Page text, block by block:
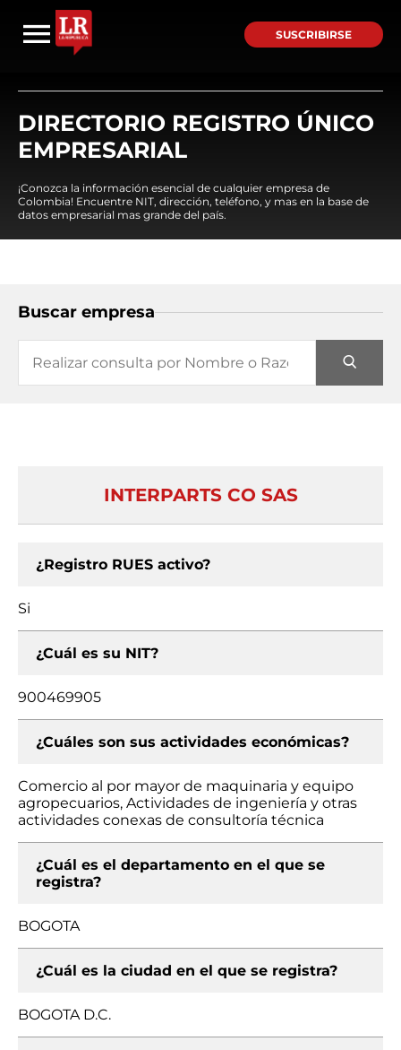
SUSCRIBIRSE
DIRECTORIO REGISTRO ÚNICO
EMPRESARIAL
¡Conozca la información esencial de cualquier empresa de
Colombia! Encuentre NIT, dirección, teléfono, y mas en la base de
datos empresarial mas grande del país.
Buscar empresa
INTERPARTS CO SAS
¿Registro RUES activo?
Si
¿Cuál es su NIT?
900469905
¿Cuáles son sus actividades económicas?
Comercio al por mayor de maquinaria y equipo
agropecuarios, Actividades de ingeniería y otras
actividades conexas de consultoría técnica
¿Cuál es el departamento en el que se
registra?
BOGOTA
¿Cuál es la ciudad en el que se registra?
BOGOTA D.C.